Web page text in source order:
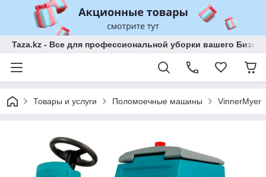
Taza.kz - Все для профессиональной уборки вашего
Товары и услуги Поломоечные машины VinnerMyer